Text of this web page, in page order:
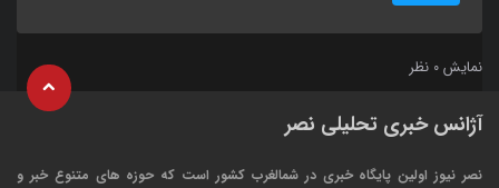
نمایش 0 نظر
آژانس خبری تحلیلی نصر
نصر نیوز اولین پایگاه خبری در شمالغرب کشور است که حوزه های متنوع خبر و